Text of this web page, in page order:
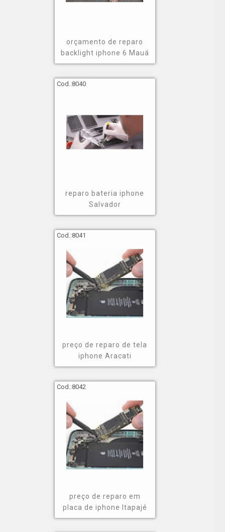
orçamento de reparo
backlight iphone 6 Mauá
Cod.:8040
reparo bateria iphone
Salvador
Cod.:8041
preço de reparo de tela
iphone Aracati
Cod.:8042
preço de reparo em
placa de iphone Itapajé